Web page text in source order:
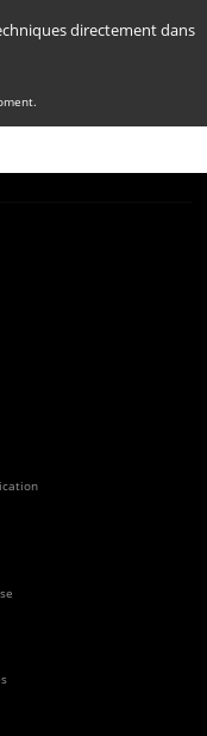
directement dans